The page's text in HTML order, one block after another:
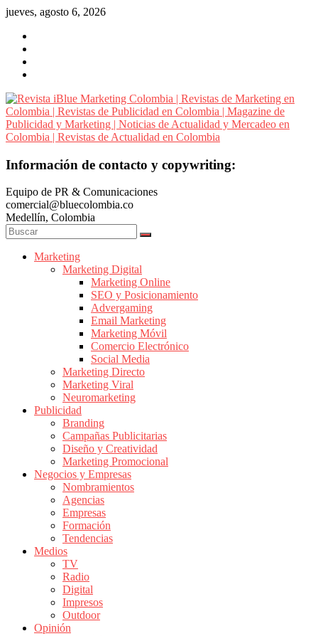
Saltar
contenido
jueves, agosto 6, 2026
Revista
Marketing
Colombia
|
Revistas
Marketing
Publicidad
Colombia
Magazine
Publicidad
Marketing
Noticias
Actualidad
Mercadeo
Colombia
Información de contacto y copywriting:
Equipo de PR & Comunicaciones
comercial@bluecolombia.co
Medellín, Colombia
Marketing
Marketing Digital
Marketing Online
SEO y Posicionamiento
Advergaming
Email Marketing
Marketing Móvil
Comercio Electrónico
Social Media
Marketing Directo
Marketing Viral
Neuromarketing
Publicidad
Branding
Campañas Publicitarias
Diseño y Creatividad
Marketing Promocional
Negocios y Empresas
Nombramientos
Agencias
Empresas
Formación
Tendencias
Medios
TV
Radio
Digital
Impresos
Outdoor
Opinión